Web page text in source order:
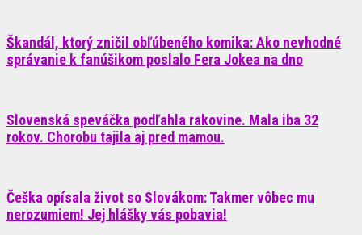
Škandál, ktorý zničil obľúbeného komika: Ako nevhodné
správanie k fanúšikom poslalo Fera Jokea na dno
Slovenská speváčka podľahla rakovine. Mala iba 32
rokov. Chorobu tajila aj pred mamou.
Češka opísala život so Slovákom: Takmer vôbec mu
nerozumiem! Jej hlášky vás pobavia!